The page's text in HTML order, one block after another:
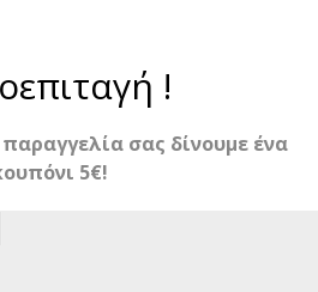
!
σας δίνουμε ένα
5€!